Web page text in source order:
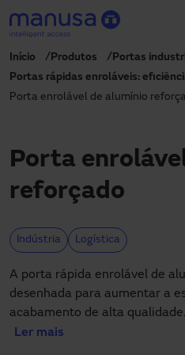
Pular para o conteúdo principal
Produtos e setores
Especificação
Projetos
Blog
PT-BR
+55 11 3705 6200
manusa.br@manusa.com
Início Produtos
Portas
Portas rápidas enroláveis:
Porta enrolável de alumínio
Porta
reforçado
Indústria Logística
A porta rápida enrolável de
desenhada para aumentar a
acabamento de alta
anodizado oferece um
Ler mais